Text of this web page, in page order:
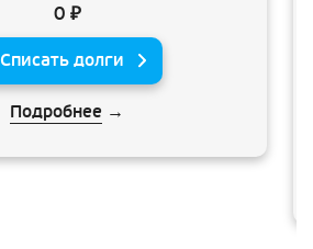
0 ₽
Списать долги
Подробнее →